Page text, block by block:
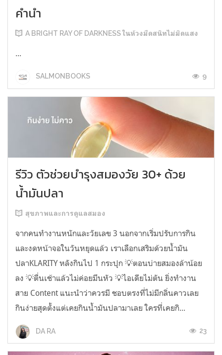
คำนำ
A BRIGHT RAY OF DARKNESS ในห้วงมืดสนิทไม่มิดแสง
...
SALMONBOOKS 9
รีวิว ตัวช่วยบำรุงสมองวัย 30+ ด้วย
น้ำมันปลา
สุขภาพและการดูแลสมอง
จากคนทำงานหนักและวัยเลข 3 นอกจากเริ่มปรับการกิน
และงดหน้าจอในวันหยุดแล้ว เราเลือกเสริมด้วยน้ำมัน
ปลาKLARITY หลังกินไป 1 กระปุก 💡ตอนบ่ายสมองล้าน้อย
ลง 💡ตื่นเช้าแล้วไม่ค่อยมึนหัว 💡ไอเดียไม่ตัน ยิ่งทำงาน
สาย Content แนะนำว่าควรมี ชอบตรงที่ไม่มีกลิ่นคาวเลย
กินง่ายสุดตั้งแต่เคยกินน้ำมันปลามาเลย ใครที่เคยกิ...
DA RA 23